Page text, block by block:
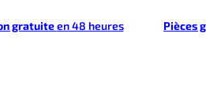
gratuiteen 48 heures Pièces